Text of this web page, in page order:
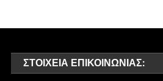
ΣΤΟΙΧΕΊΑ ΕΠΙΚΟΙΝΩΝΊΑΣ: